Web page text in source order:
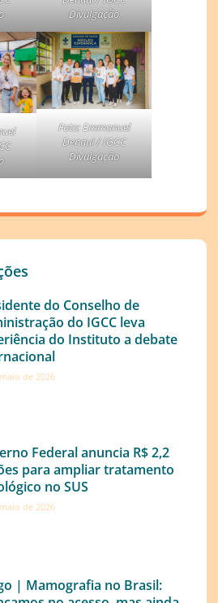
Divulgação
Foto: Emmanuel
Denaui / IGCC
Divulgação
do Conselho de
do IGCC leva
do Instituto a debate
de 2026
Federal anuncia R$ 2,2
para ampliar tratamento
no SUS
de 2026
| Mamografia no Brasil: